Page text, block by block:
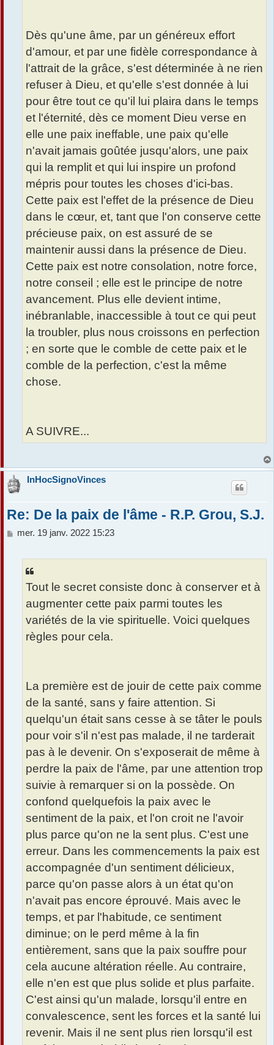
Dès qu'une âme, par un généreux effort
d'amour, et par une fidèle correspondance à
l'attrait de la grâce, s'est déterminée à ne rien
refuser à Dieu, et qu'elle s'est donnée à lui
pour être tout ce qu'il lui plaira dans le temps
et l'éternité, dès ce moment Dieu verse en
elle une paix ineffable, une paix qu'elle
n'avait jamais goûtée jusqu'alors, une paix
qui la remplit et qui lui inspire un profond
mépris pour toutes les choses d'ici-bas.
Cette paix est l'effet de la présence de Dieu
dans le cœur, et, tant que l'on conserve cette
précieuse paix, on est assuré de se
maintenir aussi dans la présence de Dieu.
Cette paix est notre consolation, notre force,
notre conseil ; elle est le principe de notre
avancement. Plus elle devient intime,
inébranlable, inaccessible à tout ce qui peut
la troubler, plus nous croissons en perfection
; en sorte que le comble de cette paix et le
comble de la perfection, c'est la même
chose.
A SUIVRE...
InHocSignoVinces
Re: De la paix de l'âme - R.P. Grou, S.J.
M
mer. 19 janv. 2022 15:23
Tout le secret consiste donc à conserver et à
augmenter cette paix parmi toutes les
variétés de la vie spirituelle. Voici quelques
règles pour cela.
La première est de jouir de cette paix comme
de la santé, sans y faire attention. Si
quelqu'un était sans cesse à se tâter le pouls
pour voir s'il n'est pas malade, il ne tarderait
pas à le devenir. On s'exposerait de même à
perdre la paix de l'âme, par une attention trop
suivie à remarquer si on la possède. On
confond quelquefois la paix avec le
sentiment de la paix, et l'on croit ne l'avoir
plus parce qu'on ne la sent plus. C'est une
erreur. Dans les commencements la paix est
accompagnée d'un sentiment délicieux,
parce qu'on passe alors à un état qu'on
n'avait pas encore éprouvé. Mais avec le
temps, et par l'habitude, ce sentiment
diminue; on le perd même à la fin
entièrement, sans que la paix souffre pour
cela aucune altération réelle. Au contraire,
elle n'en est que plus solide et plus parfaite.
C'est ainsi qu'un malade, lorsqu'il entre en
convalescence, sent les forces et la santé lui
revenir. Mais il ne sent plus rien lorsqu'il est